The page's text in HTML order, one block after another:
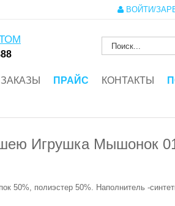
ВОЙТИ/
ПРАЙС КОНТАКТЫ
Игрушка Мышонок
50%, полиэстер 50%. Наполнитель -